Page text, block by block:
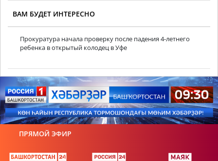
ВАМ БУДЕТ ИНТЕРЕСНО
Прокуратура начала проверку после падения 4-летнего
ребенка в открытый колодец в Уфе
ПРЯМОЙ ЭФИР